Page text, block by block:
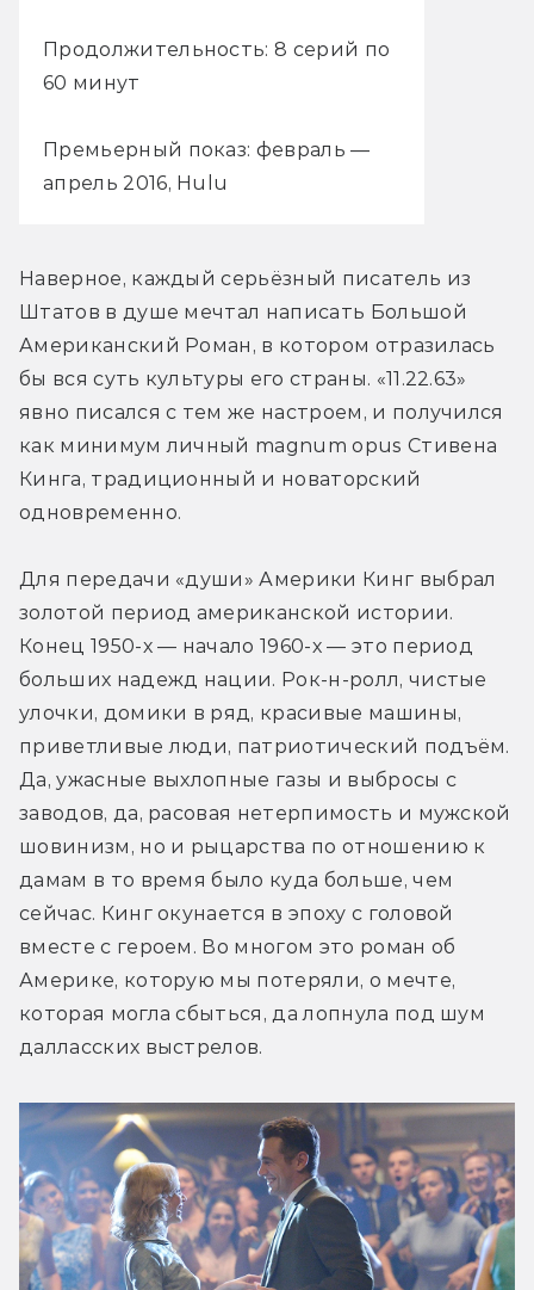
Продолжительность: 8 серий по
60 минут
Премьерный показ: февраль —
апрель 2016, Hulu
Наверное, каждый серьёзный писатель из
Штатов в душе мечтал написать Большой
Американский Роман, в котором отразилась
бы вся суть культуры его страны. «11.22.63»
явно писался с тем же настроем, и получился
как минимум личный magnum opus Стивена
Кинга, традиционный и новаторский
одновременно.
Для передачи «души» Америки Кинг выбрал
золотой период американской истории.
Конец 1950-х — начало 1960-х — это период
больших надежд нации. Рок-н-ролл, чистые
улочки, домики в ряд, красивые машины,
приветливые люди, патриотический подъём.
Да, ужасные выхлопные газы и выбросы с
заводов, да, расовая нетерпимость и мужской
шовинизм, но и рыцарства по отношению к
дамам в то время было куда больше, чем
сейчас. Кинг окунается в эпоху с головой
вместе с героем. Во многом это роман об
Америке, которую мы потеряли, о мечте,
которая могла сбыться, да лопнула под шум
далласских выстрелов.